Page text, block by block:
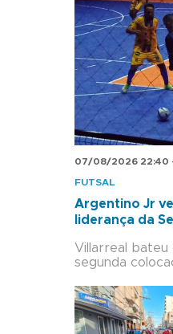
07/08/2026 22:40 -
FUTSAL
Argentino Jr
liderança da
Villarreal bateu
segunda